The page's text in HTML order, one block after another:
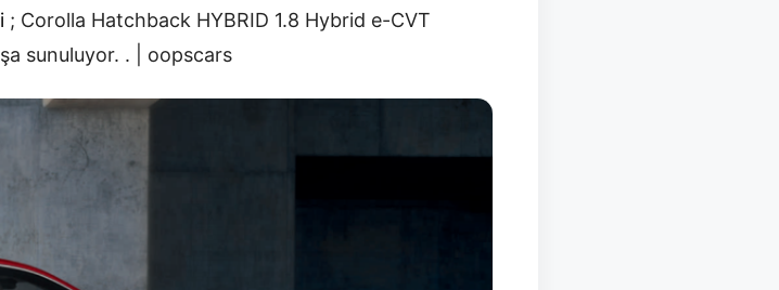
; Corolla Hatchback HYBRID 1.8 Hybrid e-CVT
sunuluyor. . | oopscars